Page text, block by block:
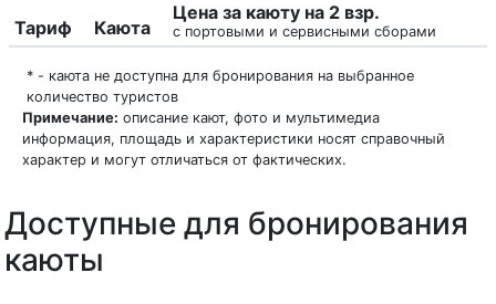
Тариф Каюта
Цена за каюту на 2 взр.
с портовыми и сервисными сборами
* - каюта не доступна для бронирования на выбранное
количество туристов
Примечание: описание кают, фото и мультимедиа
информация, площадь и характеристики носят справочный
характер и могут отличаться от фактических.
Доступные для бронирования
каюты